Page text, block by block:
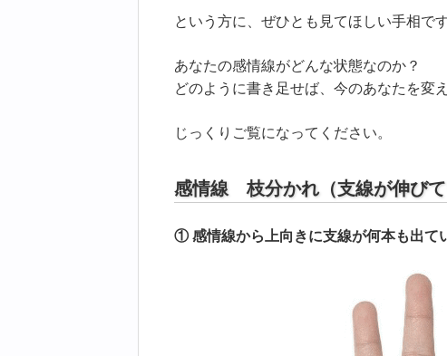
という方に、ぜひとも見てほしい手相です
あなたの感情線がどんな状態なのか？
どのように書き足せば、今のあなたを変
じっくりご覧になってください。
感情線 枝分かれ（支線が伸びて
① 感情線から上向きに支線が何本も出て